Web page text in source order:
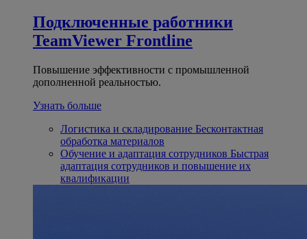
Подключенные работники
TeamViewer Frontline
Повышение эффективности с промышленной
дополненной реальностью.
Узнать больше
Логистика и складирование Бесконтактная
обработка материалов
Обучение и адаптация сотрудников Быстрая
адаптация сотрудников и повышение их
квалификации